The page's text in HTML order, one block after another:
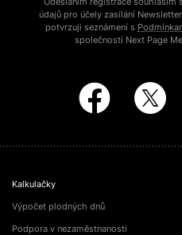
údajů pro účely zasílání
potvrzuji seznámení s
společností Next Page
Kalkulačky
Výpočet plodných dnů
Podpora v nezaměstnanosti